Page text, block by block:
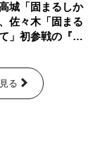
城「固まるしか
佐々木「固まる
」初参戦の『逃
返る
る